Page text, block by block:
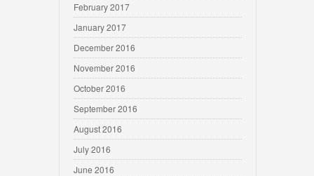
February 2017
January 2017
December 2016
November 2016
October 2016
September 2016
August 2016
July 2016
June 2016